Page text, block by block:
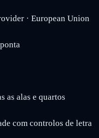
· European Union
as alas e quartos
com controlos de letra